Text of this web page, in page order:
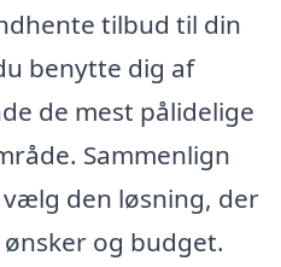
tilbud til din
benytte dig af
de mest pålidelige
Sammenlign
den løsning, der
og budget.